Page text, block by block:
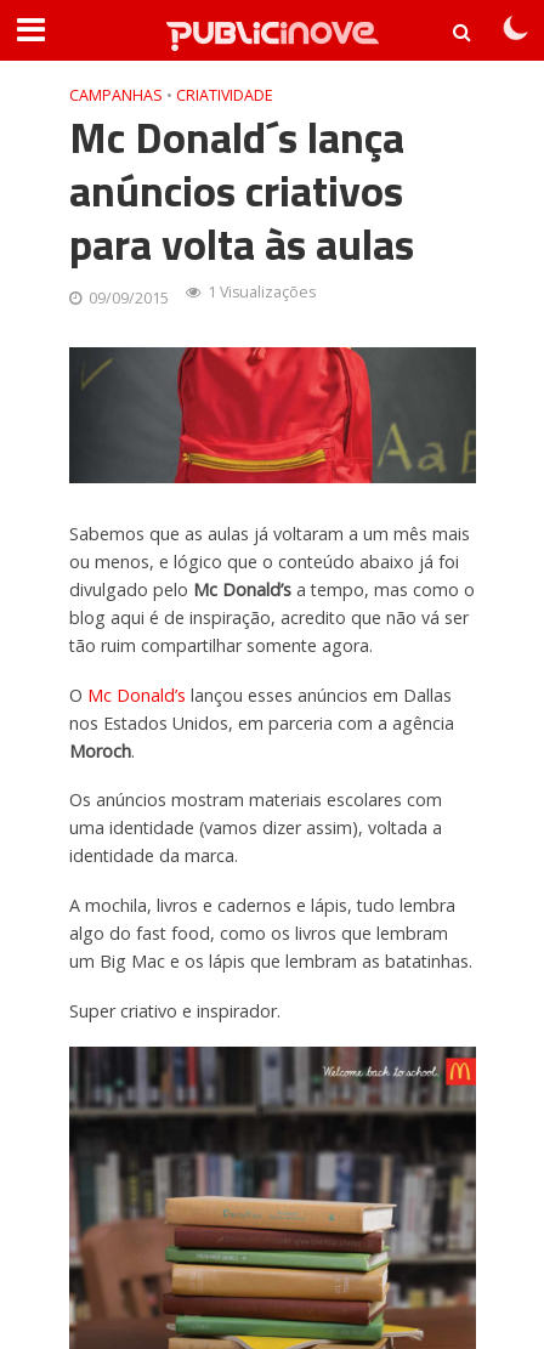
CAMPANHAS • CRIATIVIDADE
Mc Donald´s lança
anúncios criativos
para volta às aulas
09/09/2015 1 Visualizações
Sabemos que as aulas já voltaram a um mês mais
ou menos, e lógico que o conteúdo abaixo já foi
divulgado pelo Mc Donald’sa tempo, mas como o
blog aqui é de inspiração, acredito que não vá ser
tão ruim compartilhar somente agora.
O Mc Donald’s lançou esses anúncios em Dallas
nos Estados Unidos, em parceria com a agência
Moroch.
Os anúncios mostram materiais escolares com
uma identidade (vamos dizer assim), voltada a
identidade da marca.
A mochila, livros e cadernos e lápis, tudo lembra
algo do fast food, como os livros que lembram
um Big Mac e os lápis que lembram as batatinhas.
Super criativo e inspirador.